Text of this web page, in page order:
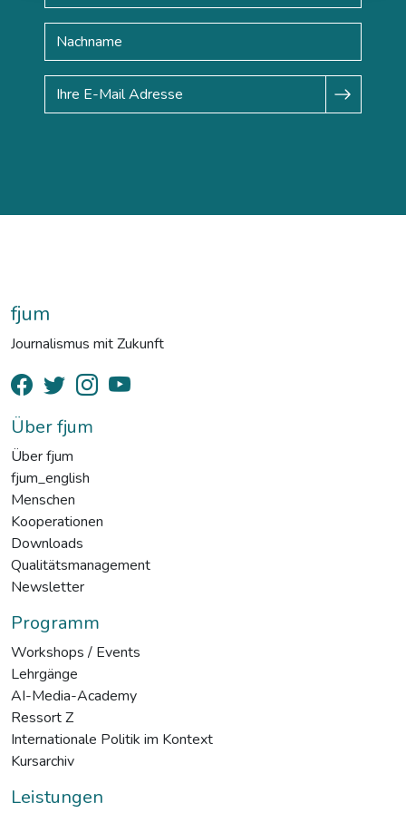
fjum
Journalismus mit Zukunft
Über fjum
Über fjum
fjum_english
Menschen
Kooperationen
Downloads
Qualitätsmanagement
Newsletter
Programm
Workshops / Events
Lehrgänge
AI-Media-Academy
Ressort Z
Internationale Politik im Kontext
Kursarchiv
Leistungen